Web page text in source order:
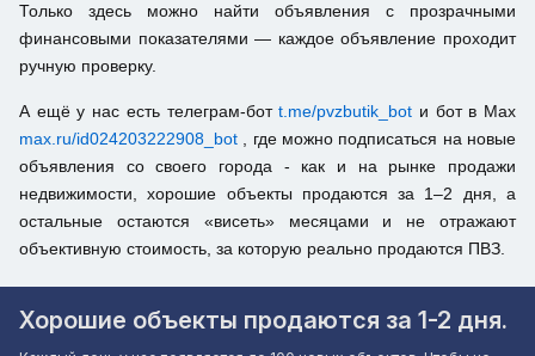
Только здесь можно найти объявления с прозрачными
финансовыми показателями — каждое объявление проходит
ручную проверку.
А ещё у нас есть телеграм-ботt.me/pvzbutik_bot и бот в Max
max.ru/id024203222908_bot
, где можно подписаться на новые
объявления со своего города - как и на рынке продажи
недвижимости, хорошие объекты продаются за 1–2 дня, а
остальные остаются «висеть» месяцами и не отражают
объективную стоимость, за которую реально продаются ПВЗ.
Хорошие объекты продаются за 1-2 дня.